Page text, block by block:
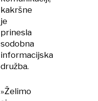
kakršne
je
prinesla
sodobna
informacijska
družba.
»Želimo